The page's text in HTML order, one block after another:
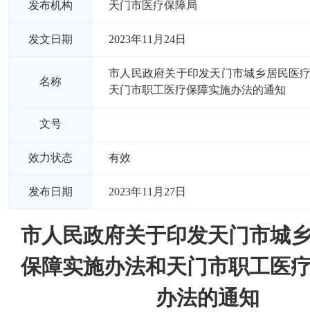
发布机构 天门市医疗保障局
发文日期 2023年11月24日
名称
市人民政府关于印发天门市城乡居民医
天门市职工医疗保障实施办法的通知
文号
效力状态 有效
发布日期 2023年11月27日
市人民政府关于印发天门市城
保障实施办法和天门市职工医
办法的通知